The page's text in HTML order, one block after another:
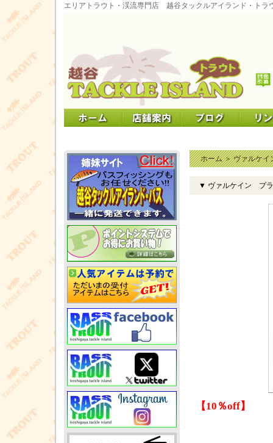
エリアトラウト・渓流専門店 越谷タックルアイランド・トラ
ホーム＞ヴァルケイ
▼ ヴァルケイン プ
【10％off】